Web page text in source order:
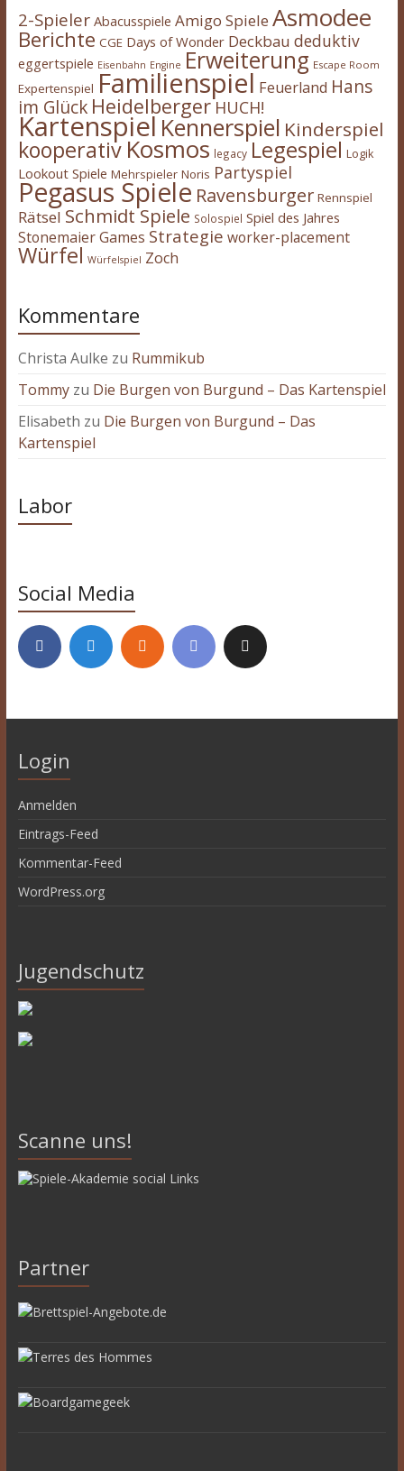
2-Spieler Abacusspiele Amigo Spiele Asmodee
Berichte CGE Days of Wonder Deckbau deduktiv
eggertspiele Eisenbahn Engine Erweiterung Escape Room
Expertenspiel Familienspiel Feuerland Hans
im Glück Heidelberger HUCH!
Kartenspiel Kennerspiel Kinderspiel
kooperativ Kosmos legacy Legespiel Logik
Lookout Spiele Mehrspieler Noris Partyspiel
Pegasus Spiele Ravensburger Rennspiel
Rätsel Schmidt Spiele Solospiel Spiel des Jahres
Stonemaier Games Strategie worker-placement
Würfel Würfelspiel Zoch
Kommentare
Christa Aulke zu Rummikub
Tommyzu Die Burgen von Burgund – Das Kartenspiel
Elisabeth zu Die Burgen von Burgund – Das
Kartenspiel
Labor
Social Media
Login
Anmelden
Eintrags-Feed
Kommentar-Feed
WordPress.org
Jugendschutz
Scanne uns!
Partner